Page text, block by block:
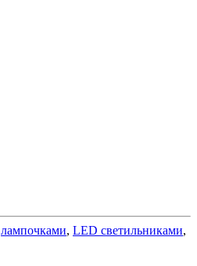
лампочками, LED светильниками,